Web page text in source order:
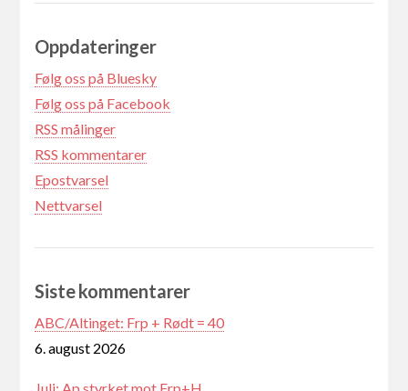
Oppdateringer
Følg oss på Bluesky
Følg oss på Facebook
RSS målinger
RSS kommentarer
Epostvarsel
Nettvarsel
Siste kommentarer
ABC/Altinget: Frp + Rødt = 40
6. august 2026